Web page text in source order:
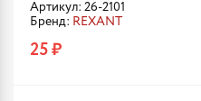
Артикул: 26-2101
Бренд: REXANT
25 ₽